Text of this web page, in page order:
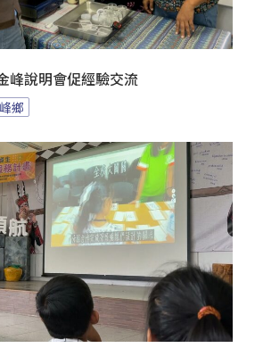
峰說明會促經驗交流
鄉